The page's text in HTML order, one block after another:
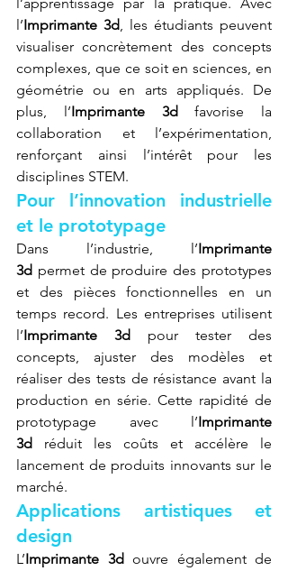
l’Imprimante 3d, les étudiants peuvent
visualiser concrètement des concepts
complexes, que ce soit en sciences, en
géométrie ou en arts appliqués. De
plus, l’Imprimante 3d favorise la
collaboration et l’expérimentation,
renforçant ainsi l’intérêt pour les
disciplines STEM.
Pour l’innovation industrielle
et le prototypage
Dans l’industrie, l’Imprimante
3d permet de produire des prototypes
et des pièces fonctionnelles en un
temps record. Les entreprises utilisent
l’Imprimante 3d pour tester des
concepts, ajuster des modèles et
réaliser des tests de résistance avant la
production en série. Cette rapidité de
prototypage avec l’Imprimante
3d réduit les coûts et accélère le
lancement de produits innovants sur le
marché.
Applications artistiques et
design
L’Imprimante 3d ouvre également de